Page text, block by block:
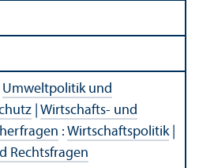
Umweltpolitik und
Wirtschafts- und
: Wirtschafts­politik|
Rechts­fragen